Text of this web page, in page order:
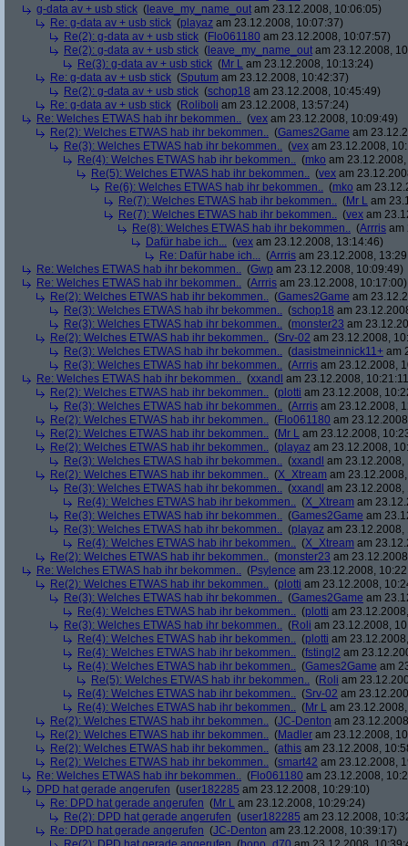
g-data av + usb stick ( leave_my_name_out am 23.12.2008, 10:06:05)
Re: g-data av + usb stick (playaz am 23.12.2008, 10:07:37)
Re(2): g-data av + usb stick (Flo061180 am 23.12.2008, 10:07:57)
Re(2): g-data av + usb stick ( leave_my_name_out am 23.12.2008,
Re(3): g-data av + usb stick (Mr L am 23.12.2008, 10:13:24)
Re: g-data av + usb stick (Sputum am 23.12.2008, 10:42:37)
Re(2): g-data av + usb stick (schop18 am 23.12.2008, 10:45:49)
Re: g-data av + usb stick (Roliboli am 23.12.2008, 13:57:24)
Re: Welches ETWAS hab ihr bekommen.. (vex am 23.12.2008, 10:09:49)
Re(2): Welches ETWAS hab ihr bekommen.. (Games2Game am
Re(3): Welches ETWAS hab ihr bekommen.. (vex am 23.12.2008,
Re(4): Welches ETWAS hab ihr bekommen.. (mko am
Re(5): Welches ETWAS hab ihr bekommen.. (vex am
Re(6): Welches ETWAS hab ihr bekommen.. (mko am
Re(7): Welches ETWAS hab ihr bekommen.. (Mr L am
Re(7): Welches ETWAS hab ihr bekommen.. (vex am
Re(8): Welches ETWAS hab ihr bekommen.. (Arrris am
Dafür habe ich... (vex am 23.12.2008, 13:14:46)
Re: Dafür habe ich... (Arrris am 23.12.2008,
Re: Welches ETWAS hab ihr bekommen.. (Gwp am 23.12.2008, 10:09:49)
Re: Welches ETWAS hab ihr bekommen.. (Arrris am 23.12.2008, 10:17:00)
Re(2): Welches ETWAS hab ihr bekommen.. (Games2Game am
Re(3): Welches ETWAS hab ihr bekommen.. (schop18 am
Re(3): Welches ETWAS hab ihr bekommen.. (monster23 am
Re(2): Welches ETWAS hab ihr bekommen.. (Srv-02 am 23.12.2008,
Re(3): Welches ETWAS hab ihr bekommen.. (dasistmeinnick11+ am
Re(3): Welches ETWAS hab ihr bekommen.. (Arrris am 23.12.2008,
Re: Welches ETWAS hab ihr bekommen.. (xxandl am 23.12.2008,
Re(2): Welches ETWAS hab ihr bekommen.. (plotti am 23.12.2008,
Re(3): Welches ETWAS hab ihr bekommen.. (Arrris am 23.12.2008,
Re(2): Welches ETWAS hab ihr bekommen.. (Flo061180 am
Re(2): Welches ETWAS hab ihr bekommen.. (Mr L am 23.12.2008,
Re(2): Welches ETWAS hab ihr bekommen.. (playaz am 23.12.2008,
Re(3): Welches ETWAS hab ihr bekommen.. (xxandl am 23.12.2008,
Re(2): Welches ETWAS hab ihr bekommen.. (X_Xtream am
Re(3): Welches ETWAS hab ihr bekommen.. (xxandl am 23.12.2008,
Re(4): Welches ETWAS hab ihr bekommen.. (X_Xtream am
Re(3): Welches ETWAS hab ihr bekommen.. (Games2Game am
Re(3): Welches ETWAS hab ihr bekommen.. (playaz am 23.12.2008,
Re(4): Welches ETWAS hab ihr bekommen.. (X_Xtream am
Re(2): Welches ETWAS hab ihr bekommen.. (monster23 am
Re: Welches ETWAS hab ihr bekommen.. (Psylence am 23.12.2008,
Re(2): Welches ETWAS hab ihr bekommen.. (plotti am 23.12.2008,
Re(3): Welches ETWAS hab ihr bekommen.. (Games2Game am
Re(4): Welches ETWAS hab ihr bekommen.. (plotti am
Re(3): Welches ETWAS hab ihr bekommen.. (Roli am 23.12.2008,
Re(4): Welches ETWAS hab ihr bekommen.. (plotti am
Re(4): Welches ETWAS hab ihr bekommen.. (fstingl2 am
Re(4): Welches ETWAS hab ihr bekommen.. (Games2Game am
Re(5): Welches ETWAS hab ihr bekommen.. (Roli am
Re(4): Welches ETWAS hab ihr bekommen.. (Srv-02 am
Re(4): Welches ETWAS hab ihr bekommen.. (Mr L am
Re(2): Welches ETWAS hab ihr bekommen.. (JC-Denton am
Re(2): Welches ETWAS hab ihr bekommen.. (Madler am 23.12.2008,
Re(2): Welches ETWAS hab ihr bekommen.. (athis am 23.12.2008,
Re(2): Welches ETWAS hab ihr bekommen.. (smart42 am 23.12.2008,
Re: Welches ETWAS hab ihr bekommen.. (Flo061180 am 23.12.2008,
DPD hat gerade angerufen (user182285 am 23.12.2008, 10:29:10)
Re: DPD hat gerade angerufen (Mr L am 23.12.2008, 10:29:24)
Re(2): DPD hat gerade angerufen (user182285 am 23.12.2008,
Re: DPD hat gerade angerufen (JC-Denton am 23.12.2008, 10:39:17)